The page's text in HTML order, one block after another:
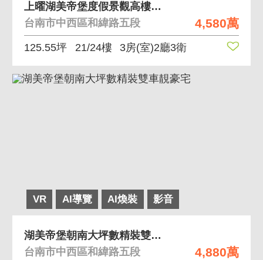
4,580萬
上曜湖美帝堡度假景觀高樓層雙平面車位豪宅
台南市中西區和緯路五段
125.55坪 21/24樓 3房(室)2廳3衛
VR AI導覽 AI煥裝 影音
4,880萬
湖美帝堡朝南大坪數精裝雙車靚豪宅
台南市中西區和緯路五段